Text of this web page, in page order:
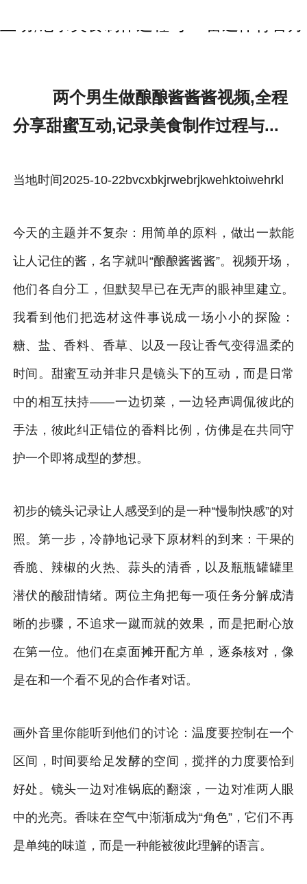
两个男生做酿酿酱酱酱视频,全程
分享甜蜜互动,记录美食制作过程与...
当地时间2025-10-22bvcxbkjrwebrjkwehktoiwehrkl
今天的主题并不复杂：用简单的原料，做出一款能
让人记住的酱，名字就叫“酿酿酱酱酱”。视频开场，
他们各自分工，但默契早已在无声的眼神里建立。
我看到他们把选材这件事说成一场小小的探险：
糖、盐、香料、香草、以及一段让香气变得温柔的
时间。甜蜜互动并非只是镜头下的互动，而是日常
中的相互扶持——一边切菜，一边轻声调侃彼此的
手法，彼此纠正错位的香料比例，仿佛是在共同守
护一个即将成型的梦想。
初步的镜头记录让人感受到的是一种“慢制快感”的对
照。第一步，冷静地记录下原材料的到来：干果的
香脆、辣椒的火热、蒜头的清香，以及瓶瓶罐罐里
潜伏的酸甜情绪。两位主角把每一项任务分解成清
晰的步骤，不追求一蹴而就的效果，而是把耐心放
在第一位。他们在桌面摊开配方单，逐条核对，像
是在和一个看不见的合作者对话。
画外音里你能听到他们的讨论：温度要控制在一个
区间，时间要给足发酵的空间，搅拌的力度要恰到
好处。镜头一边对准锅底的翻滚，一边对准两人眼
中的光亮。香味在空气中渐渐成为“角色”，它们不再
是单纯的味道，而是一种能被彼此理解的语言。